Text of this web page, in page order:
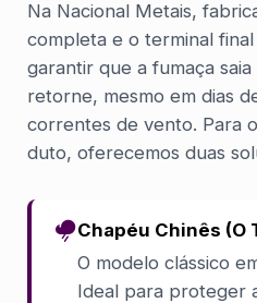
Na Nacional Metais,
completa e o terminal
garantir que a fumaça
retorne, mesmo em dias
correntes de vento. Para
duto, oferecemos duas
Chapéu Chinês (O
O modelo clássico
Ideal para proteger